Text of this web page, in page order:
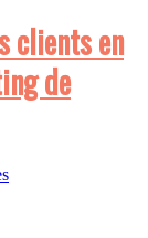
clients en
de